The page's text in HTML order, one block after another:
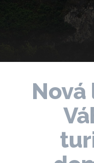
Nová